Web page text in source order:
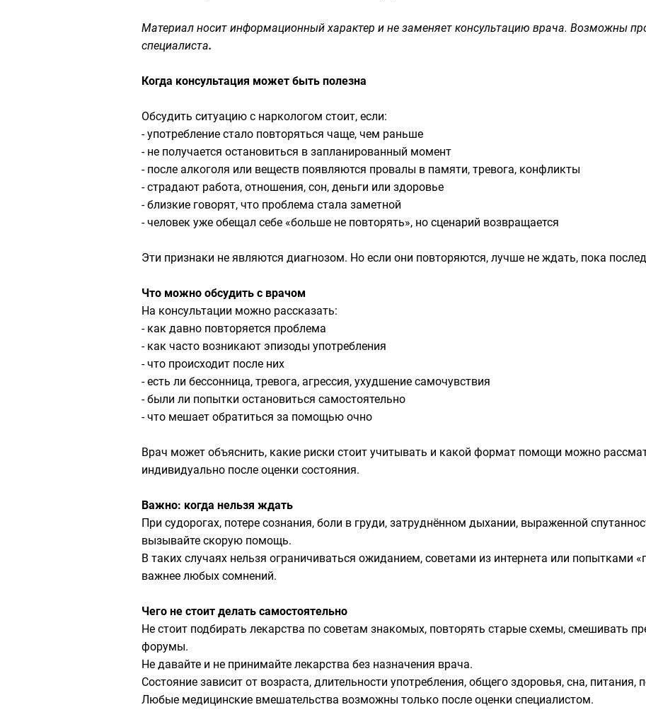
Материал носит информационный характер и не заменяет консультацию врача. Возможны
специалиста.
Когда консультация может быть полезна
Обсудить ситуацию с наркологом стоит, если:
- употребление стало повторяться чаще, чем раньше
- не получается остановиться в запланированный момент
- после алкоголя или веществ появляются провалы в памяти, тревога, конфликты
- страдают работа, отношения, сон, деньги или здоровье
- близкие говорят, что проблема стала заметной
- человек уже обещал себе «больше не повторять», но сценарий возвращается
Эти признаки не являются диагнозом. Но если они повторяются, лучше не ждать, пока
Что можно обсудить с врачом
На консультации можно рассказать:
- как давно повторяется проблема
- как часто возникают эпизоды употребления
- что происходит после них
- есть ли бессонница, тревога, агрессия, ухудшение самочувствия
- были ли попытки остановиться самостоятельно
- что мешает обратиться за помощью очно
Врач может объяснить, какие риски стоит учитывать и какой формат помощи можно
индивидуально после оценки состояния.
Важно: когда нельзя ждать
При судорогах, потере сознания, боли в груди, затруднённом дыхании, выраженной
вызывайте скорую помощь.
В таких случаях нельзя ограничиваться ожиданием, советами из интернета или попытками
важнее любых сомнений.
Чего не стоит делать самостоятельно
Не стоит подбирать лекарства по советам знакомых, повторять старые схемы, смешивать
форумы.
Не давайте и не принимайте лекарства без назначения врача.
Состояние зависит от возраста, длительности употребления, общего здоровья, сна,
Любые медицинские вмешательства возможны только после оценки специалистом.